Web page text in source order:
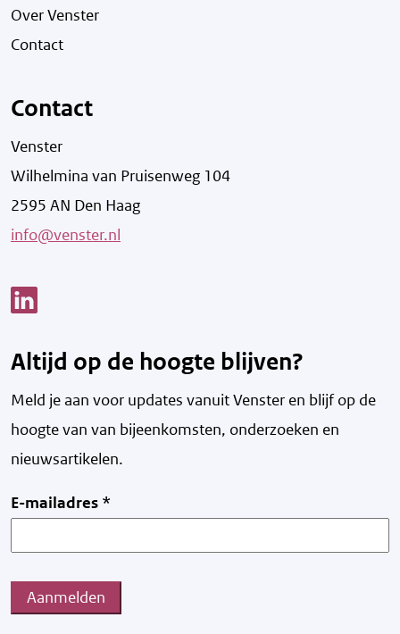
Over Venster
Contact
Contact
Venster
Wilhelmina van Pruisenweg 104
2595 AN Den Haag
info@venster.nl
Altijd op de hoogte blijven?
Meld je aan voor updates vanuit Venster en blijf op de
hoogte van van bijeenkomsten, onderzoeken en
nieuwsartikelen.
E-mailadres *
Aanmelden